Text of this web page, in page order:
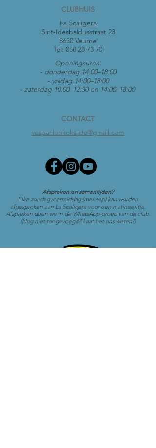
CLUBHUIS
La Scaligera
Sint-Idesbaldusstraat 23
8630 Veurne
Tel: 058 28 73 70
Openingsuren:
- donderdag 14:00–18:00
- vrijdag 14:00–18:00
- zaterdag 10:00–12:30 en 14:00–18:00
CONTACT
vespaclubkoksijde@gmail.com
Afspreken en samenrijden?
Elke zondagvoormiddag (mei-sep) kan worden
afgesproken aan La Scaligera voor een matineeritje.
Afspreken doen we in de WhatsApp-groep van de club.
(Nog niet toegevoegd? Laat het ons weten!)